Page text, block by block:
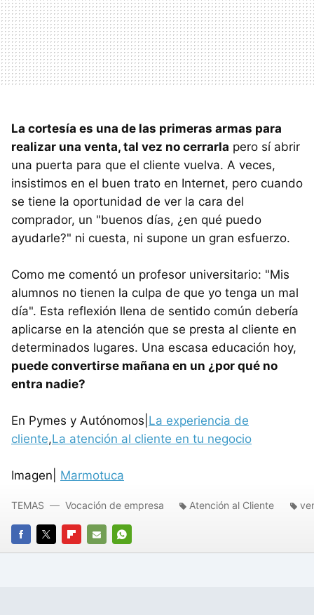
La cortesía es una de las primeras armas para
realizar una venta, tal vez no cerrarla pero sí abrir
una puerta para que el cliente vuelva. A veces,
insistimos en el buen trato en Internet, pero cuando
se tiene la oportunidad de ver la cara del
comprador, un "buenos días, ¿en qué puedo
ayudarle?" ni cuesta, ni supone un gran esfuerzo.
Como me comentó un profesor universitario: "Mis
alumnos no tienen la culpa de que yo tenga un mal
día". Esta reflexión llena de sentido común debería
aplicarse en la atención que se presta al cliente en
determinados lugares. Una escasa educación hoy,
puede convertirse mañana en un ¿por qué no
entra nadie?
En Pymes y Autónomos| La experiencia de
cliente,La atención al cliente en tu negocio
Imagen| Marmotuca
FACEBOOK
TWITTERFLIPBOARD
E-
WHATSAPP
TEMAS Vocación de empresa Atención al Cliente